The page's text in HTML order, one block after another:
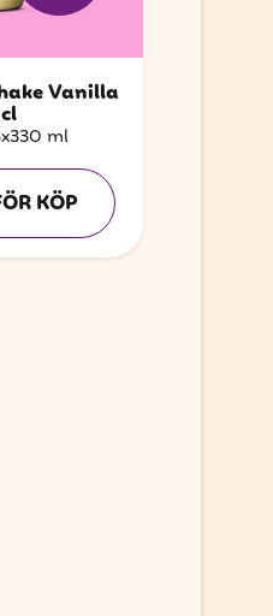
Vanilla
ml
KÖP